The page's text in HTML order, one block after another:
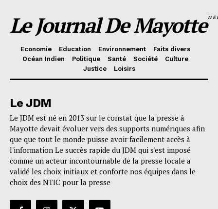
Le Journal De Mayotte
Economie Education Environnement
Faits divers
Océan Indien
Politique Santé Société
Culture
Justice
Loisirs
Le JDM
Le JDM est né en 2013 sur le constat que la presse à
Mayotte devait évoluer vers des supports numériques afin
que que tout le monde puisse avoir facilement accès à
l'information Le succès rapide du JDM qui s'est imposé
comme un acteur incontournable de la presse locale a
validé les choix initiaux et conforte nos équipes dans le
choix des NTIC pour la presse